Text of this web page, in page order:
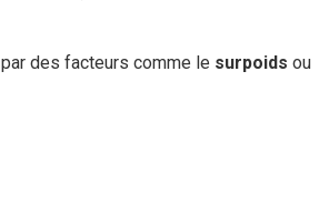
des facteurs comme le surpoids ou